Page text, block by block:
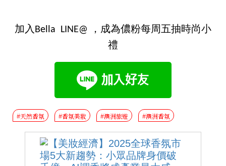
加入Bella LINE@ ，成為儂粉每周五抽時尚小
禮
#天然香氛 #香氛美妝 #澳洲旅遊 #澳洲香氛